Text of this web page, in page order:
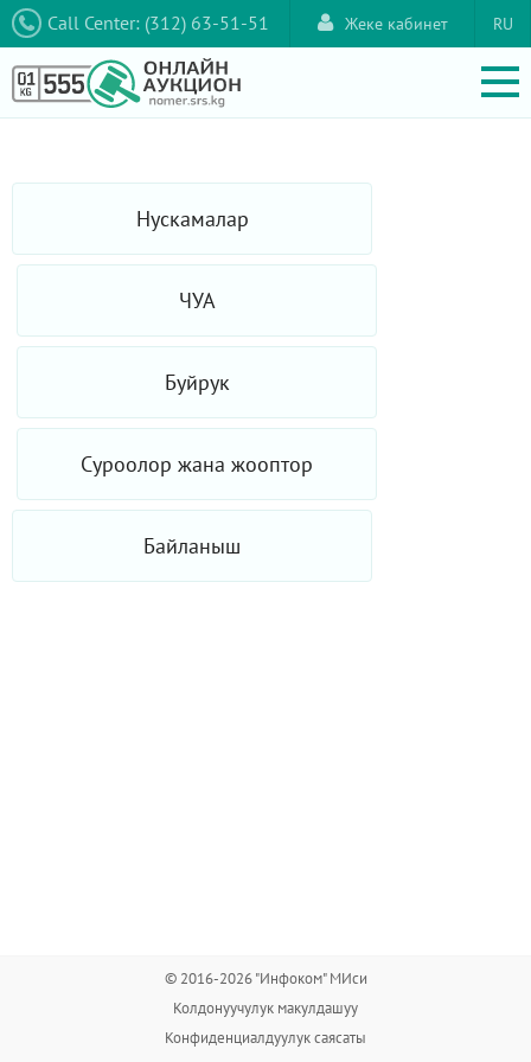
Call Center: (312) 63-51-51 RU
Жеке кабинет
Нускамалар
ЧУА
Буйрук
Суроолор жана жооптор
Байланыш
© 2016-2026 "Инфоком" МИси
Колдонуучулук макулдашуу
Конфиденциалдуулук саясаты